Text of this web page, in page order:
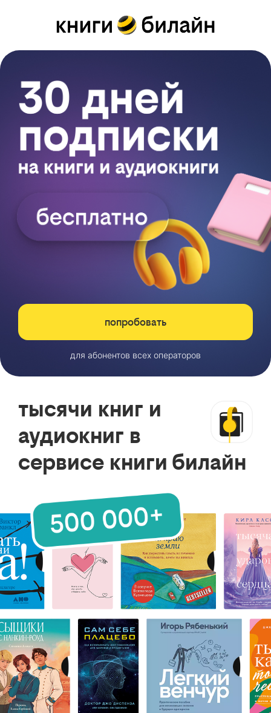
попробовать
для абонентов всех операторов
тысячи книг и
аудиокниг в
сервисе книги билайн